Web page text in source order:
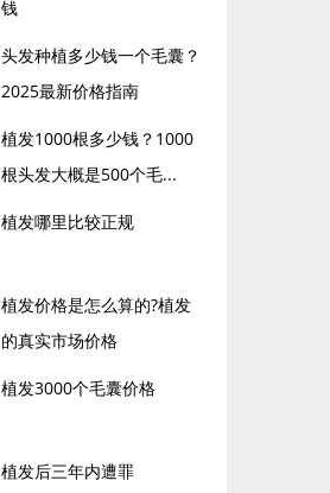
钱
头发种植多少钱一个毛囊？
2025最新价格指南
植发1000根多少钱？1000
根头发大概是500个毛...
植发哪里比较正规
植发价格是怎么算的?植发
的真实市场价格
植发3000个毛囊价格
植发后三年内遭罪